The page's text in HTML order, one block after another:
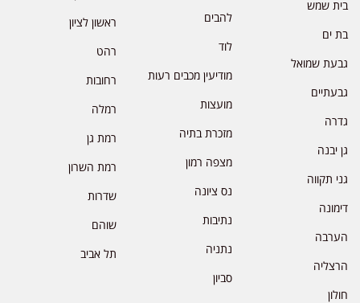
בית שמש
בת ים
גבעת שמואל
גבעתיים
גדרה
גן יבנה
גני תקווה
דימונה
הערבה
הרצליה
חולון
להבים
לוד
מודיעין מכבים רעות
מועצות
מזכרת בתיה
מצפה רמון
נס ציונה
נתיבות
נתניה
סביון
ראשון לציון
רהט
רחובות
רמלה
רמת גן
רמת השרון
שדרות
שוהם
תל אביב